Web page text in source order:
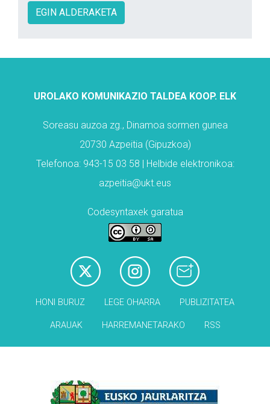
EGIN ALDERAKETA
UROLAKO KOMUNIKAZIO TALDEA KOOP. ELK
Soreasu auzoa zg., Dinamoa sormen gunea
20730 Azpeitia (Gipuzkoa)
Telefonoa: 943-15 03 58 | Helbide elektronikoa:
azpeitia@ukt.eus
Codesyntaxek garatua
HONI BURUZ LEGE OHARRA PUBLIZITATEA
ARAUAK HARREMANETARAKO RSS